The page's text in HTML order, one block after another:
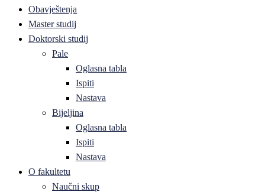
Obavještenja
Master studij
Doktorski studij
Pale
Oglasna tabla
Ispiti
Nastava
Bijeljina
Oglasna tabla
Ispiti
Nastava
O fakultetu
Naučni skup